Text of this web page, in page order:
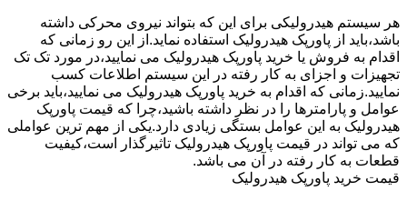
هر سیستم هیدرولیکی برای این که بتواند نیروی محرکی داشته
باشد،باید از پاورپک هیدرولیک استفاده نماید.از این رو زمانی که
اقدام به فروش یا خرید پاورپک هیدرولیک می نمایید،در مورد تک تک
تجهیزات و اجزای به کار رفته در این سیستم اطلاعات کسب
نمایید.زمانی که اقدام به خرید پاورپک هیدرولیک می نمایید،باید برخی
عوامل و پارامترها را در نظر داشته باشید،چرا که قیمت پاورپک
هیدرولیک به این عوامل بستگی زیادی دارد.یکی از مهم ترین عواملی
که می تواند در قیمت پاورپک هیدرولیک تاثیرگذار است،کیفیت
قطعات به کار رفته در آن می باشد.
قیمت خرید پاورپک هیدرولیک